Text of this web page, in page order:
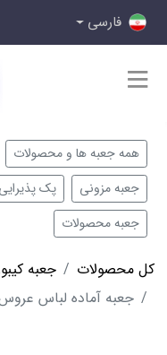
فارسی
همه جعبه ها و محصولات
جعبه مزونی
پک پذیرایی
جعبه محصولات
کل محصولات
جعبه
جعبه آماده لباس